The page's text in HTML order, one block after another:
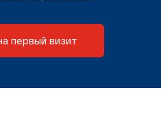
первый визит